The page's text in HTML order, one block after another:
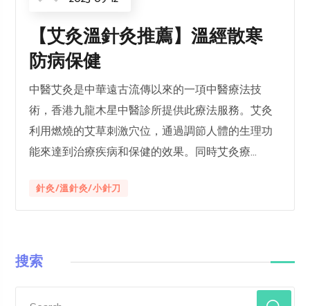
【艾灸溫針灸推薦】溫經散寒
防病保健
中醫艾灸是中華遠古流傳以來的一項中醫療法技
術，香港九龍木星中醫診所提供此療法服務。艾灸
利用燃燒的艾草刺激穴位，通過調節人體的生理功
能來達到治療疾病和保健的效果。同時艾灸療...
針灸/溫針灸/小針刀
搜索